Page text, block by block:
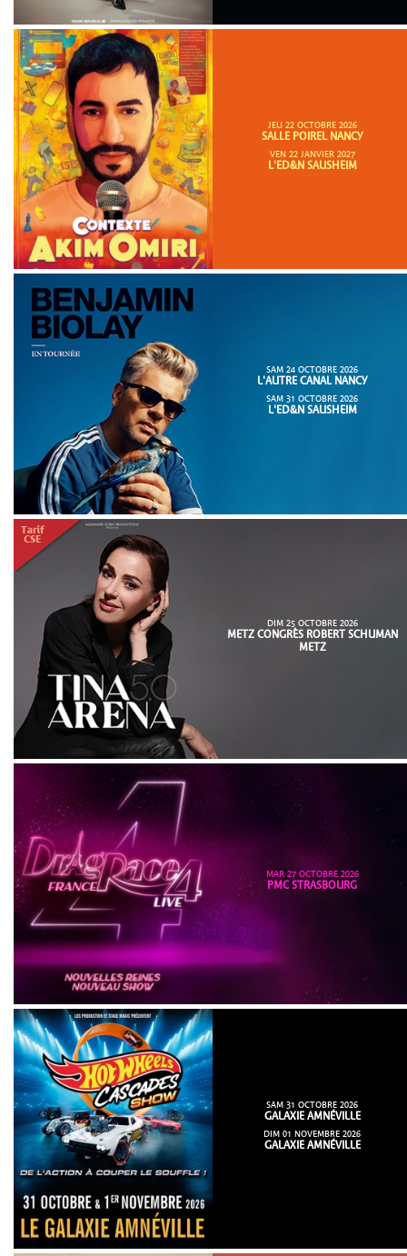
JEU 22 OCTOBRE 2026
SALLE POIREL NANCY
VEN 22 JANVIER 2027
L'ED&N SAUSHEIM
SAM 24 OCTOBRE 2026
L'AUTRE CANAL NANCY
SAM 31 OCTOBRE 2026
L'ED&N SAUSHEIM
DIM 25 OCTOBRE 2026
METZ CONGRÈS ROBERT SCHUMAN
METZ
MAR 27 OCTOBRE 2026
PMC STRASBOURG
SAM 31 OCTOBRE 2026
GALAXIE AMNÉVILLE
DIM 01 NOVEMBRE 2026
GALAXIE AMNÉVILLE